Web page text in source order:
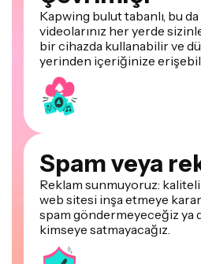
Kapwing bulut tabanlı, bu
videolarınız her yerde
bir cihazda kullanabilir ve
yerinden içeriğinize
Spam veya
Reklam sunmuyoruz:
web sitesi inşa etmeye
spam göndermeyeceğiz ya
kimseye satmayacağız.